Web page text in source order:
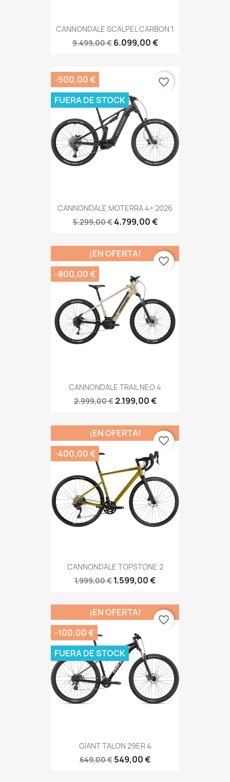
CANNONDALE SCALPEL CARBON 1
9.499,00 € 6.099,00 €
CANNONDALE MOTERRA 4+ 2026
5.299,00 €4.799,00 €
-500,00 €
FUERA DE STOCK
favorite_border
CANNONDALE TRAIL NEO 4
2.999,00 €2.199,00 €
¡EN OFERTA!
-800,00 €
favorite_border
CANNONDALE TOPSTONE 2
1.999,00 € 1.599,00 €
¡EN OFERTA!
-400,00 €
favorite_border
GIANT TALON 29ER 4
649,00 € 549,00 €
¡EN OFERTA!
-100,00 €
FUERA DE STOCK
favorite_border